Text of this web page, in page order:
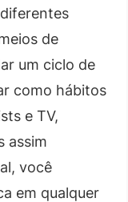
de
um ciclo de
como hábitos
e TV,
assim
você
em qualquer